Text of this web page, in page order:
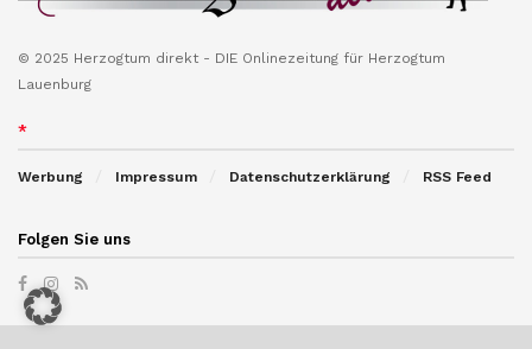
© 2025 Herzogtum direkt - DIE Onlinezeitung für Herzogtum
Lauenburg
*
Werbung Impressum Datenschutzerklärung RSS Feed
Folgen Sie uns